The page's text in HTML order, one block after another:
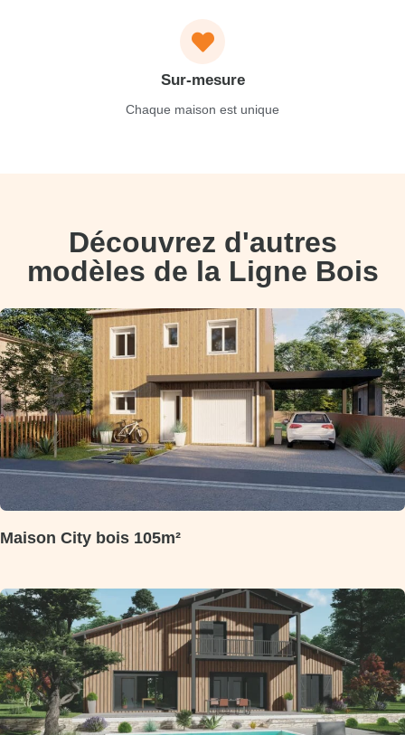
Sur-mesure
Chaque maison est unique
Découvrez d'autres
modèles de la Ligne Bois
Maison City bois 105m²